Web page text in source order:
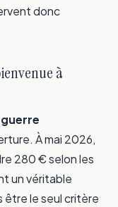
donc
à
guerre
À mai 2026,
280 € selon les
un véritable
être le seul critère